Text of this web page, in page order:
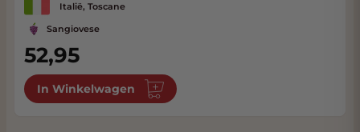
Italië, Toscane
Sangiovese
52,95
In Winkelwagen